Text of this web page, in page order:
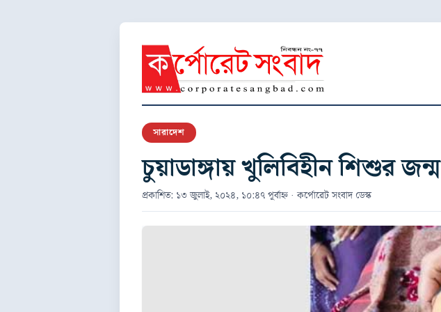
সারাদেশ
চুয়াডাঙ্গায় খুলিবিহীন শিশুর জন্ম
প্রকাশিত: ১৩ জুলাই, ২০২৪, ১০:৪৭ পূর্বাহ্ন · কর্পোরেট সংবাদ ডেস্ক